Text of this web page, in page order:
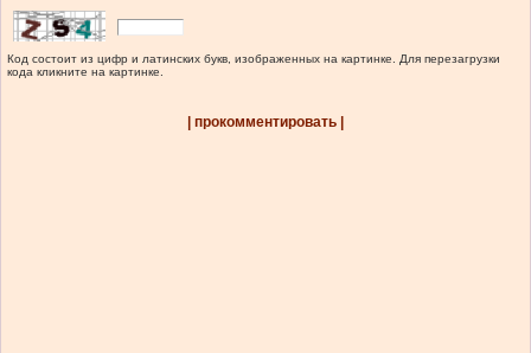
Код состоит из цифр и латинских букв, изображенных на картинке. Для перезагрузки
кода кликните на картинке.
| прокомментировать |